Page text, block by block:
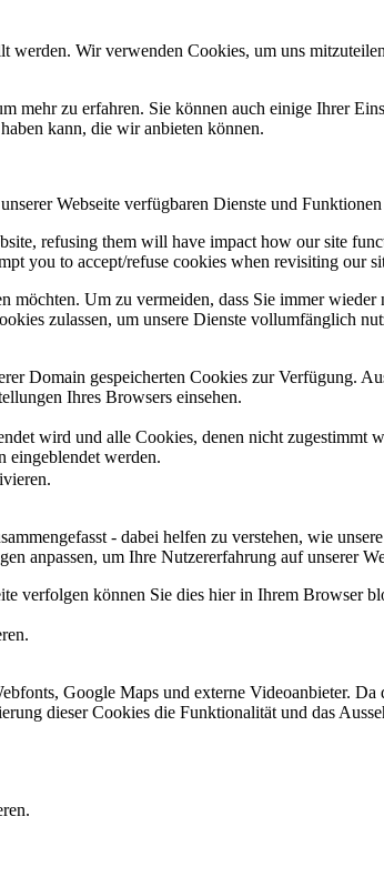
Wir verwenden Cookies, um uns
mehr zu erfahren. Sie können auch einige Ihrer
kann, die wir anbieten können.
Webseite verfügbaren Dienste und
refusing them will have impact how our site
you to accept/refuse cookies when revisiting our
möchten. Um zu vermeiden, dass Sie immer
zulassen, um unsere Dienste vollumfänglich
Domain gespeicherten Cookies zur Verfügung.
Ihres Browsers einsehen.
wird und alle Cookies, denen nicht
eingeblendet werden.
- dabei helfen zu verstehen, wie
anpassen, um Ihre Nutzererfahrung auf unserer
verfolgen können Sie dies hier in Ihrem Browser
Google Maps und externe Videoanbieter.
dieser Cookies die Funktionalität und das